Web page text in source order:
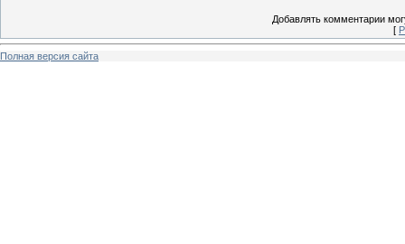
Добавлять комментарии
[
Полная версия сайта